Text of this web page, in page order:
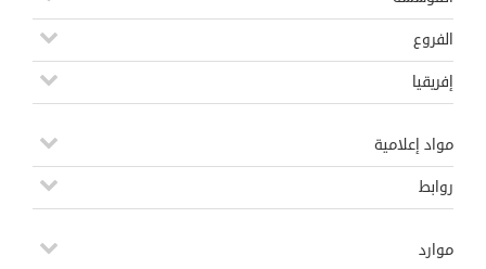
الفروع
إفريقيا
مواد إعلامية
روابط
موارد